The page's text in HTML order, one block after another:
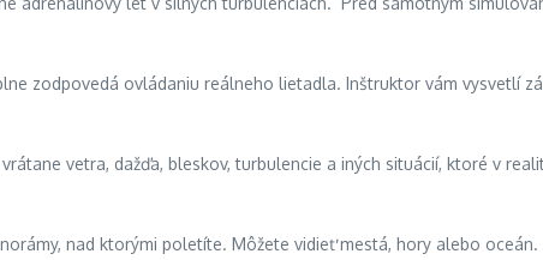
zodpovedá ovládaniu reálneho lietadla. Inštruktor vám vysvetlí
vetra, dažďa, bleskov, turbulencie a iných situácií, ktoré v
nad ktorými poletíte. Môžete vidieť mestá, hory alebo